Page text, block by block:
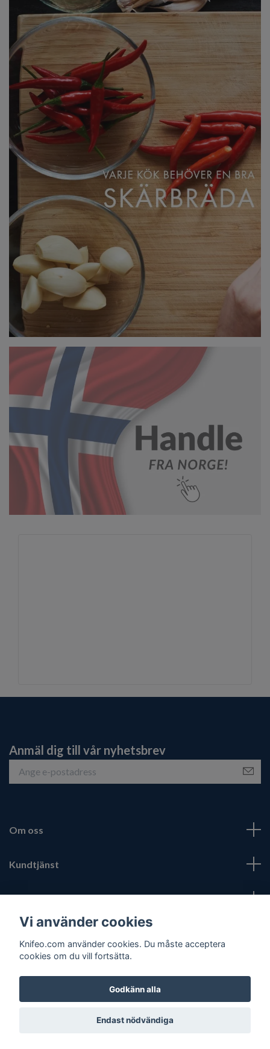
Anmäl dig till vår nyhetsbrev
Om oss
Kundtjänst
Fotmeny
© 2026 Knifeo.com
Vi använder cookies
Knifeo.com använder cookies. Du måste acceptera
cookies om du vill fortsätta.
Godkänn alla
Endast nödvändiga